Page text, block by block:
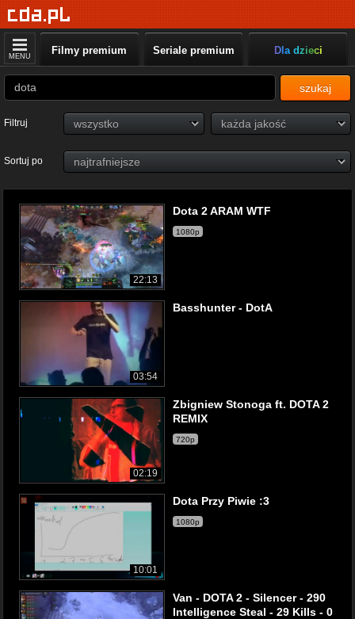
MENU Filmy premium Seriale premium Dla dzieci
szukaj
Filtruj
Sortuj po
22:13
Dota 2 ARAM WTF
1080p
03:54
Basshunter - DotA
02:19
Zbigniew Stonoga ft. DOTA 2
REMIX
720p
10:01
Dota Przy Piwie :3
1080p
Van - DOTA 2 - Silencer - 290
Intelligence Steal - 29 Kills - 0